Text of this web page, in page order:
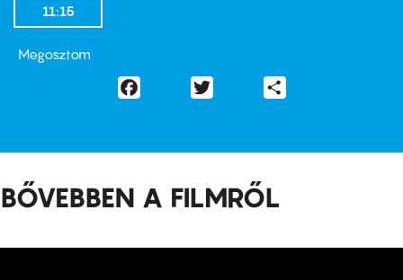
11:15
Megosztom
Facebook
BŐVEBBEN A FILMRŐL